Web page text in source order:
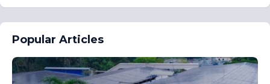
Popular Articles